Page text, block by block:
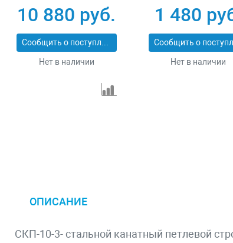
10 880 руб.
Сообщить о поступлении
Нет в наличии
1 480
Нет в наличии
ОПИСАНИЕ
СКП-10-3- стальной канатный петлевой